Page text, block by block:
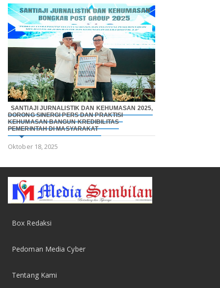
SANTIAJI JURNALISTIK DAN KEHUMASAN 2025,
DORONG SINERGI PERS DAN PRAKTISI
KEHUMASAN BANGUN KREDIBILITAS
PEMERINTAH DI MASYARAKAT
Oktober 18, 2025
Box Redaksi
Pedoman Media Cyber
Tentang Kami